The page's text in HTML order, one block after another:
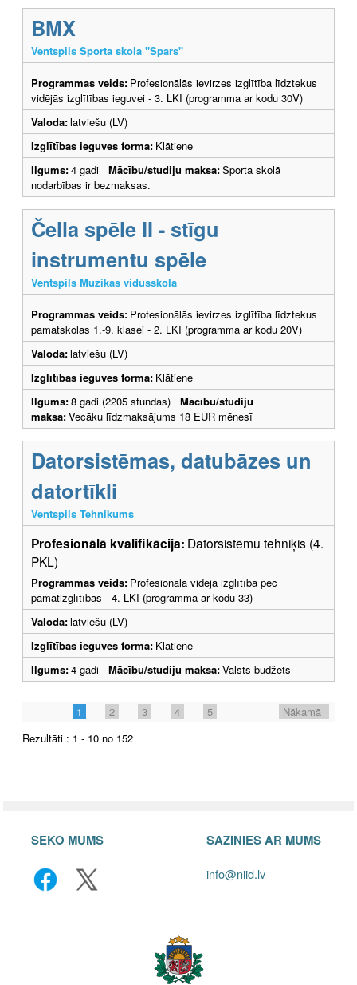
BMX
Ventspils Sporta skola "Spars"
Programmas veids: Profesionālās ievirzes izglītība līdztekus
vidējās izglītības ieguvei - 3. LKI (programma ar kodu 30V)
Valoda:latviešu (LV)
Izglītības ieguves forma: Klātiene
Ilgums:4 gadi Mācību/studiju maksa:Sporta skolā
nodarbības ir bezmaksas.
Čella spēle II - stīgu
instrumentu spēle
Ventspils Mūzikas vidusskola
Programmas veids: Profesionālās ievirzes izglītība līdztekus
pamatskolas 1.-9. klasei - 2. LKI (programma ar kodu 20V)
Valoda:latviešu (LV)
Izglītības ieguves forma: Klātiene
Ilgums:8 gadi (2205 stundas) Mācību/studiju
maksa:Vecāku līdzmaksājums 18 EUR mēnesī
Datorsistēmas, datubāzes un
datortīkli
Ventspils Tehnikums
Profesionālā kvalifikācija: Datorsistēmu tehniķis (4.
PKL)
Programmas veids: Profesionālā vidējā izglītība pēc
pamatizglītības - 4. LKI (programma ar kodu 33)
Valoda:latviešu (LV)
Izglītības ieguves forma: Klātiene
Ilgums:4 gadi Mācību/studiju maksa:Valsts budžets
1 2 3 4 5
Nākamā
Rezultāti : 1 - 10 no 152
SEKO MUMS SAZINIES AR MUMS
info@niid.lv